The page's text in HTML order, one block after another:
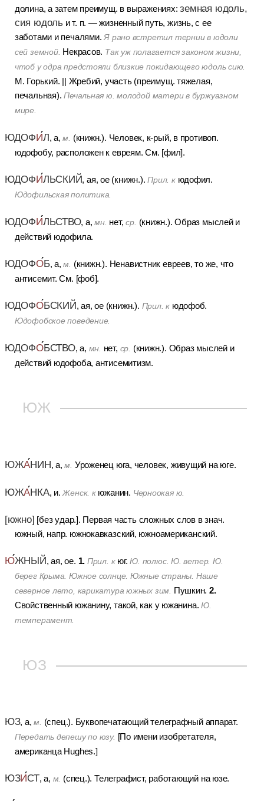
долина, а затем преимущ. в выражениях: земная юдоль,
сия юдоль и т. п. — жизненный путь, жизнь, с ее
заботами и печалями. Я рано встретил тернии в юдоли
сей земной. Некрасов. Так уж полагается законом жизни,
чтоб у одра предстояли близкие покидающего юдоль сию.
М. Горький.
Жребий, участь (преимущ. тяжелая,
печальная). Печальная ю. молодой матери в буржуазном
мире.
ЮДОФИЛ, а,м. (книжн.). Человек, к-рый, в противоп.
юдофобу, расположен к евреям. См. [фил].
ЮДОФИЛЬСКИЙ, ая, ое (книжн.).Прил. кюдофил.
Юдофильская политика.
ЮДОФИЛЬСТВО, а,мн. нет,ср. (книжн.).Образ мыслей и
действий юдофила.
ЮДОФОБ, а,м. (книжн.). Ненавистник евреев, то же, что
антисемит. См. [фоб].
ЮДОФОБСКИЙ, ая, ое (книжн.). Прил. кюдофоб.
Юдофобское поведение.
ЮДОФОБСТВО, а, мн. нет, ср. (книжн.). Образ мыслей и
действий юдофоба, антисемитизм.
ЮЖ
ЮЖАНИН, а,м. Уроженец юга, человек, живущий на юге.
ЮЖАНКА, и.Женск. кюжанин. Черноокая ю.
[южно] [без удар.]. Первая часть сложных слов в знач.
южный, напр. южнокавказский, южноамериканский.
ЮЖНЫЙ, ая, ое. 1. Прил. кюг. Ю. полюс. Ю. ветер. Ю.
берег Крыма. Южное солнце. Южные страны. Наше
северное лето, карикатура южных зим.
Пушкин. 2.
Свойственный южанину, такой, как у южанина. Ю.
темперамент.
ЮЗ
ЮЗ, а,м. (спец.). Буквопечатающий телеграфный аппарат.
Передать депешу по юзу. [По имени изобретателя,
американца Hughes.]
ЮЗИСТ, а, м. (спец.).Телеграфист, работающий на юзе.